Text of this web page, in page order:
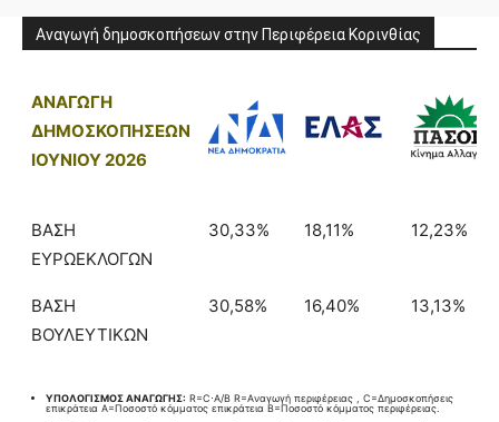
Αναγωγή δημοσκοπήσεων στην Περιφέρεια Κορινθίας
ΑΝΑΓΩΓΗ
ΔΗΜΟΣΚΟΠΗΣΕΩΝ
ΙΟΥΝΙΟΥ 2026
ΒΑΣΗ
ΕΥΡΩΕΚΛΟΓΩΝ
30,33% 18,11% 12,23%
ΒΑΣΗ
ΒΟΥΛΕΥΤΙΚΩΝ
30,58% 16,40% 13,13%
ΥΠΟΛΟΓΙΣΜΟΣ ΑΝΑΓΩΓΗΣ: R=C⋅A/B​ R=Aναγωγή περιφέρειας , C=Δημοσκοπήσεις
επικράτεια A=Ποσοστό κόμματος επικράτεια B=Ποσοστό κόμματος περιφέρειας.